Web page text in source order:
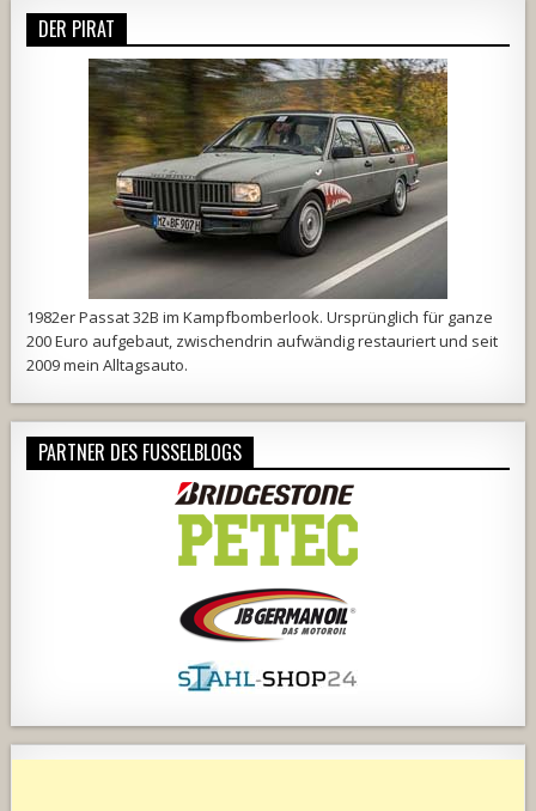
DER PIRAT
1982er Passat 32B im Kampfbomberlook. Ursprünglich für ganze
200 Euro aufgebaut, zwischendrin aufwändig restauriert und seit
2009 mein Alltagsauto.
PARTNER DES FUSSELBLOGS